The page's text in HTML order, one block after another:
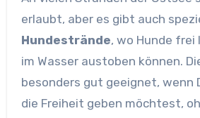
erlaubt, aber es gibt auch
Hundestrände, wo Hunde
im Wasser austoben können.
besonders gut geeignet, wenn
die Freiheit geben möchtest,